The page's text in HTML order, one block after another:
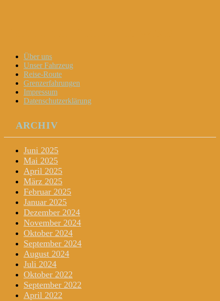
Menu
Widgets
Search
Skip
content
Über uns
Unser Fahrzeug
Reise-Route
Grenzerfahrungen
Impressum
Datenschutzerklärung
ARCHIV
Juni 2025
Mai 2025
April 2025
März 2025
Februar 2025
Januar 2025
Dezember 2024
November 2024
Oktober 2024
September 2024
August 2024
Juli 2024
Oktober 2022
September 2022
April 2022